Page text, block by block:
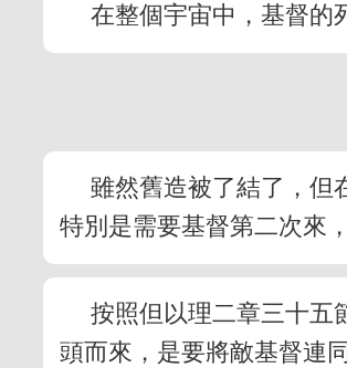
在整個宇宙中，基督的
雖然舊造被了結了，但
特別是需要基督第二次來
按照但以理二章三十五
頭而來，是要將敵基督連